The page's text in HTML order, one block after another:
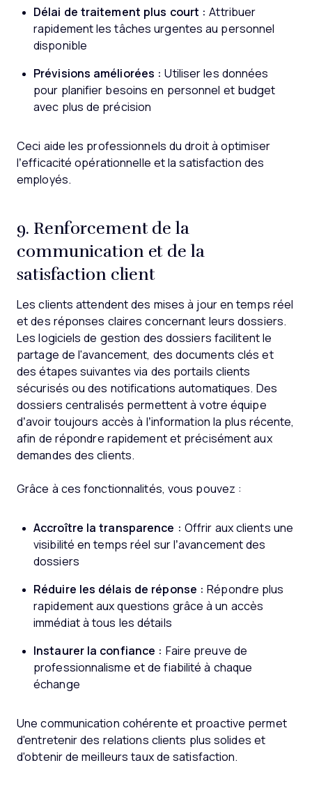
Délai de traitement plus court : Attribuer
rapidement les tâches urgentes au personnel
disponible
Prévisions améliorées : Utiliser les données
pour planifier besoins en personnel et budget
avec plus de précision
Ceci aide les professionnels du droit à optimiser
l’efficacité opérationnelle et la satisfaction des
employés.
9. Renforcement de la
communication et de la
satisfaction client
Les clients attendent des mises à jour en temps réel
et des réponses claires concernant leurs dossiers.
Les logiciels de gestion des dossiers facilitent le
partage de l'avancement, des documents clés et
des étapes suivantes via des portails clients
sécurisés ou des notifications automatiques. Des
dossiers centralisés permettent à votre équipe
d’avoir toujours accès à l’information la plus récente,
afin de répondre rapidement et précisément aux
demandes des clients.
Grâce à ces fonctionnalités, vous pouvez :
Accroître la transparence : Offrir aux clients une
visibilité en temps réel sur l’avancement des
dossiers
Réduire les délais de réponse : Répondre plus
rapidement aux questions grâce à un accès
immédiat à tous les détails
Instaurer la confiance : Faire preuve de
professionnalisme et de fiabilité à chaque
échange
Une communication cohérente et proactive permet
d'entretenir des relations clients plus solides et
d'obtenir de meilleurs taux de satisfaction.